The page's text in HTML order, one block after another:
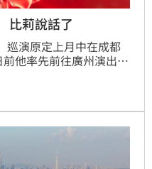
比莉說話了
巡演原定上月中在成都
他率先前往廣州演出，
沒完全康復，我的腦子